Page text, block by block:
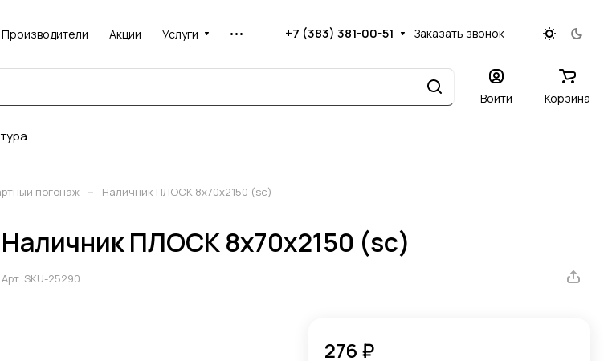
Производители Акции Услуги +7 (383) 381-00-51 Заказать звонок
Войти Корзина
погонаж – Наличник ПЛОСК 8х70х2150 (sc)
Наличник ПЛОСК 8х70х2150 (sc)
Арт. SKU-25290
276 ₽